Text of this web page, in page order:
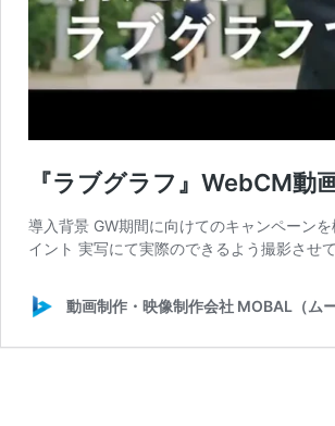
『ラブグラフ』WebCM動
導入背景 GW期間に向けてのキャンペーン
イント 実写にて実際のできるよう撮影さ
動画制作・映像制作会社 MOBAL（ムー